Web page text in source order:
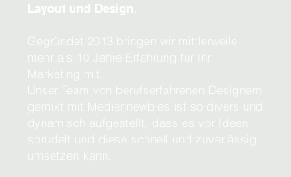
Layout und Design.
Gegründet 2013 bringen wir mittlerweile
mehr als 10 Jahre Erfahrung für Ihr
Marketing mit.
Unser Team von berufserfahrenen Designern
gemixt mit Mediennewbies ist so divers und
dynamisch aufgestellt, dass es vor Ideen
sprudelt und diese schnell und zuverlässig
umsetzen kann.